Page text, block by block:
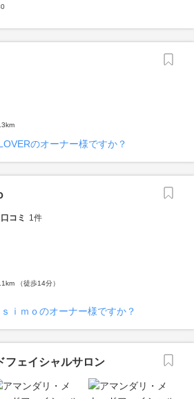
のオーナー様ですか？
口コミ 1件
（徒歩14分）
ｉｍｏのオーナー様ですか？
フェイシャルサロン